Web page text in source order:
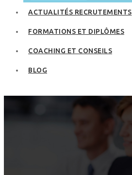
ACTUALITÉS RECRUTEMENTS
FORMATIONS ET DIPLÔMES
COACHING ET CONSEILS
BLOG